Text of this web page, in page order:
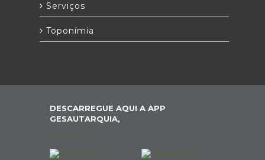
Serviços
Toponímia
DESCARREGUE AQUI A APP
GESAUTARQUIA,